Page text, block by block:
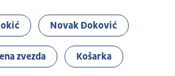
Novak Đoković
zvezda Košarka